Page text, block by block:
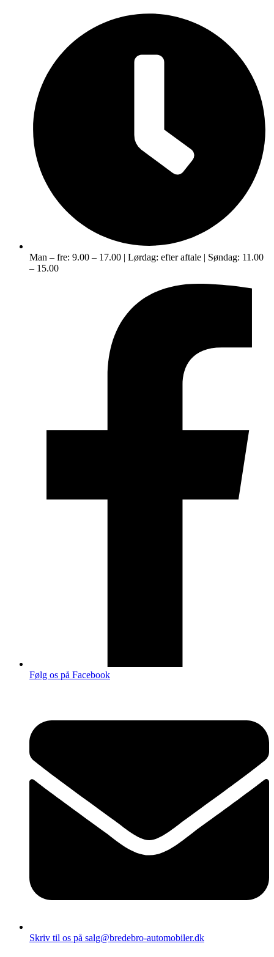
Man – fre: 9.00 – 17.00 | Lørdag: efter aftale | Søndag: 11.00
– 15.00
Følg os på Facebook
Skriv til os på salg@bredebro-automobiler.dk